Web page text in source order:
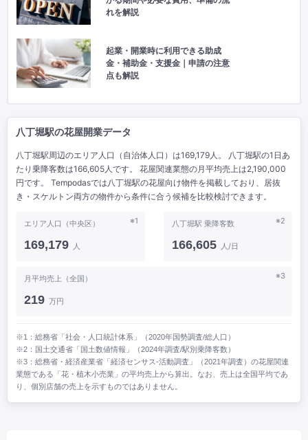
れを解説
起業・開業時に利用できる助成
金・補助金・支援金｜申請の注意
点も解説
八丁堀駅の花屋開業データ
八丁堀駅周辺のエリア人口（自治体人口）は169,179人。 八丁堀駅の1日あ
たり乗降客数は166,605人です。 花屋関連業態の月平均売上は2,190,000
円です。 Tempodasでは八丁堀駅の花屋向け物件を掲載しており、居抜
き・スケルトン両方の物件から条件に合う候補を比較検討できます。
※1
エリア人口（中央区）
169,179 人
※2
八丁堀駅 乗降客数
166,605 人/日
※3
月平均売上（全国）
219 万円
※1：総務省「社会・人口統計体系」（2020年国勢調査/総人口）
※2：国土交通省「国土数値情報」（2024年調査/駅別乗降客数）
※3：総務省・経済産業省「経済センサス‐活動調査」（2021年調査）の花屋関連
業態である「花・植木小売業」の平均売上から算出。なお、売上は全国平均であ
り、個別店舗の売上を示すものではありません。